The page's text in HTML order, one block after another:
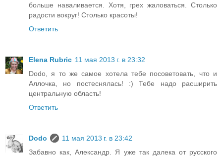
больше наваливается. Хотя, грех жаловаться. Столько
радости вокруг! Столько красоты!
Ответить
Elena Rubric 11 мая 2013 г. в 23:32
Dodo, я то же самое хотела тебе посоветовать, что и
Аллочка, но постеснялась! :) Тебе надо расширить
центральную область!
Ответить
Dodo
11 мая 2013 г. в 23:42
Забавно как, Александр. Я уже так далека от русского